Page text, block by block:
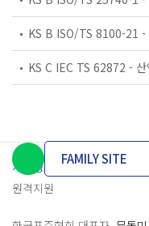
개인정보처리방침 이용약관
원격지원
FAMILY SITE